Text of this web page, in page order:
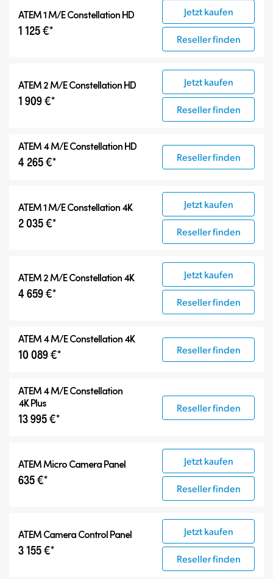
ATEM Constellation
ATEM Advanced Panels
Kompatible Produkte
ATEM 1 M/E Constellation HD
1 125 €*
Jetzt kaufen
Reseller finden
ATEM 2 M/E Constellation HD
1 909 €*
Jetzt kaufen
Reseller finden
ATEM 4 M/E Constellation HD
4 265 €* Reseller finden
ATEM 1 M/E Constellation 4K
2 035 €*
Jetzt kaufen
Reseller finden
ATEM 2 M/E Constellation 4K
4 659 €*
Jetzt kaufen
Reseller finden
ATEM 4 M/E Constellation 4K
10 089 €* Reseller finden
ATEM4 M/E Constellation
4K Plus
13 995 €*
Reseller finden
ATEM Micro Camera Panel
635 €*
Jetzt kaufen
Reseller finden
ATEM Camera Control Panel
3 155 €*
Jetzt kaufen
Reseller finden